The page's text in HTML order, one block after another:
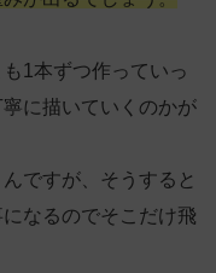
1本ずつ作っていっ
に描いていくのかが
ですが、そうすると
なるのでそこだけ飛